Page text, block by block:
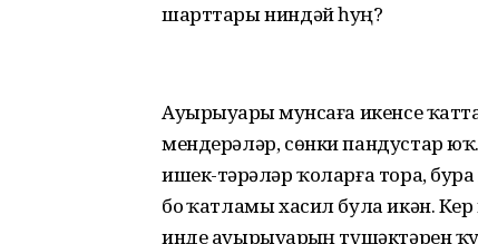
шарттары ниндәй һуң?
Ауырыуҙарҙы мунсаға икенсе
мендерәләр, сөнки пандустар
ишек-тәҙрәләр ҡоларға тора,
боҙ ҡатламы хасил була икән.
инде ауырыуҙарҙың түшәктәрен